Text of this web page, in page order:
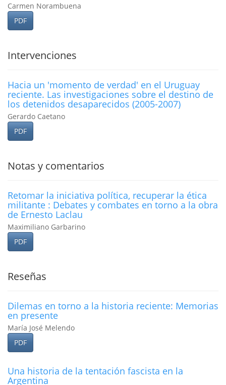
Carmen Norambuena
PDF
Intervenciones
Hacia un 'momento de verdad' en el Uruguay
reciente. Las investigaciones sobre el destino de
los detenidos desaparecidos (2005-2007)
Gerardo Caetano
PDF
Notas y comentarios
Retomar la iniciativa polí­tica, recuperar la ética
militante : Debates y combates en torno a la obra
de Ernesto Laclau
Maximiliano Garbarino
PDF
Reseñas
Dilemas en torno a la historia reciente: Memorias
en presente
María José Melendo
PDF
Una historia de la tentación fascista en la
Argentina